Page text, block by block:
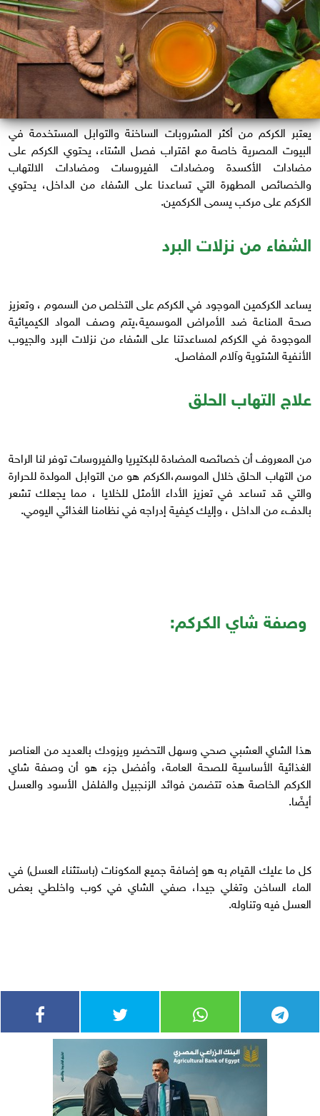
يعتبر الكركم من أكثر المشروبات الساخنة والتوابل المستخدمة في
البيوت المصرية خاصة مع اقتراب فصل الشتاء، يحتوي الكركم على
مضادات الأكسدة ومضادات الفيروسات ومضادات الالتهاب
والخصائص المطهرة التي تساعدنا على الشفاء من الداخل، يحتوي
الكركم على مركب يسمى الكركمين.
الشفاء من نزلات البرد
يساعد الكركمين الموجود في الكركم على التخلص من السموم ، وتعزيز
صحة المناعة ضد الأمراض الموسمية،يتم وصف المواد الكيميائية
الموجودة في الكركم لمساعدتنا على الشفاء من نزلات البرد والجيوب
الأنفية الشتوية وآلام المفاصل.
علاج التهاب الحلق
من المعروف أن خصائصه المضادة للبكتيريا والفيروسات توفر لنا الراحة
من التهاب الحلق خلال الموسم،الكركم هو من التوابل المولدة للحرارة
والتي قد تساعد في تعزيز الأداء الأمثل للخلايا ، مما يجعلك تشعر
بالدفء من الداخل ، وإليك كيفية إدراجه في نظامنا الغذائي اليومي.
وصفة شاي الكركم:
هذا الشاي العشبي صحي وسهل التحضير ويزودك بالعديد من العناصر
الغذائية الأساسية للصحة العامة، وأفضل جزء هو أن وصفة شاي
الكركم الخاصة هذه تتضمن فوائد الزنجبيل والفلفل الأسود والعسل
أيضًا.
كل ما عليك القيام به هو إضافة جميع المكونات (باستثناء العسل) في
الماء الساخن وتغلي جيدا، صفي الشاي في كوب واخلطي بعض
العسل فيه وتناوله.